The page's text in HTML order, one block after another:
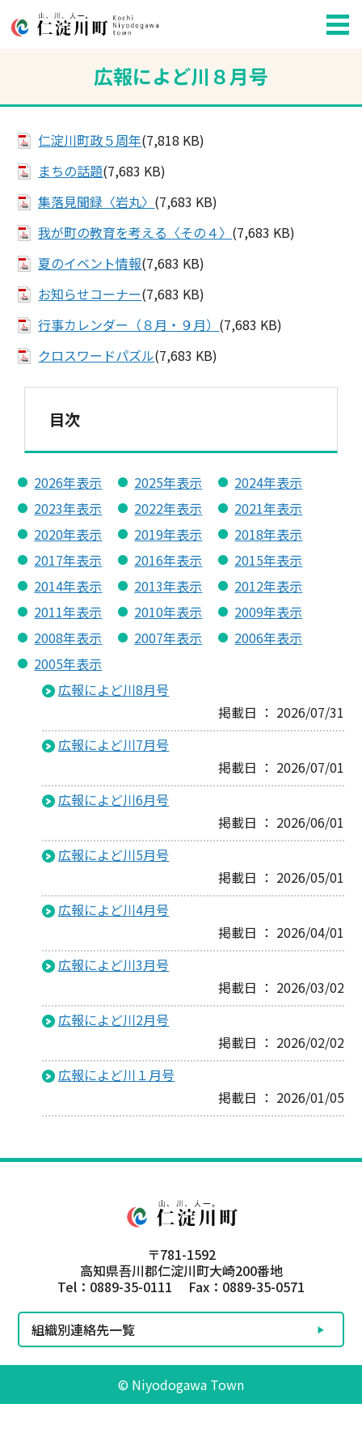
広報によど川８月号
仁淀川町政５周年(7,818 KB)
まちの話題(7,683 KB)
集落見聞録〈岩丸〉 (7,683 KB)
我が町の教育を考える〈その４〉 (7,683 KB)
夏のイベント情報(7,683 KB)
お知らせコーナー(7,683 KB)
行事カレンダー（８月・９月） (7,683 KB)
クロスワードパズル(7,683 KB)
目次
2026年表示 2025年表示
2024年表示
2023年表示
2022年表示
2021年表示
2020年表示
2019年表示
2018年表示
2017年表示
2016年表示
2015年表示
2014年表示
2013年表示
2012年表示
2011年表示
2010年表示
2009年表示
2008年表示
2007年表示
2006年表示
2005年表示
広報によど川8月号
掲載日 ： 2026/07/31
広報によど川7月号
掲載日 ： 2026/07/01
広報によど川6月号
掲載日 ： 2026/06/01
広報によど川5月号
掲載日 ： 2026/05/01
広報によど川4月号
掲載日 ： 2026/04/01
広報によど川3月号
掲載日 ： 2026/03/02
広報によど川2月号
掲載日 ： 2026/02/02
広報によど川１月号
掲載日 ： 2026/01/05
〒781-1592
高知県吾川郡仁淀川町大崎200番地
Tel：0889-35-0111 Fax：0889-35-0571
組織別連絡先一覧
© Niyodogawa Town